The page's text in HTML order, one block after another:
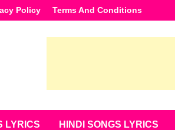
Policy Terms And Conditions
LYRICS HINDI SONGS LYRICS